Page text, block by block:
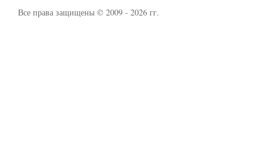
Все права защищены © 2009 - 2026 гг.